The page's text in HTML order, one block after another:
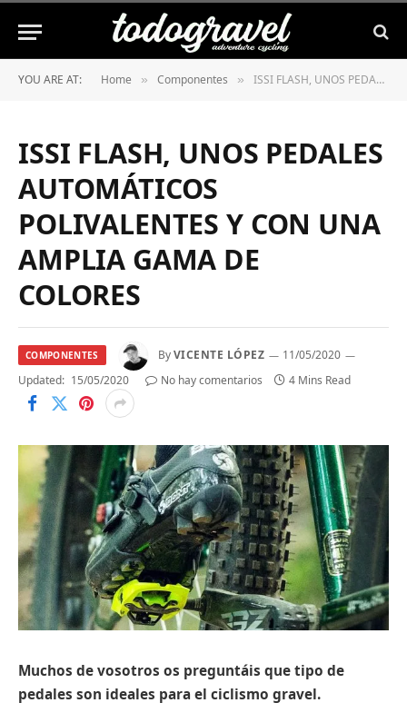
YOU ARE AT: Home » Componentes » ISSI FLASH, UNOS PEDALES AUTOMÁTICOS POLIVALENTES Y CON UNA AMPLIA GAMA DE COLORES
ISSI FLASH, UNOS PEDALES
AUTOMÁTICOS
POLIVALENTES Y CON UNA
AMPLIA GAMA DE
COLORES
COMPONENTES ByVICENTE LÓPEZ
11/05/2020
Updated: 15/05/2020 No hay comentarios 4 Mins Read
Muchos de vosotros os preguntáis que tipo de
pedales son ideales para el ciclismo gravel.